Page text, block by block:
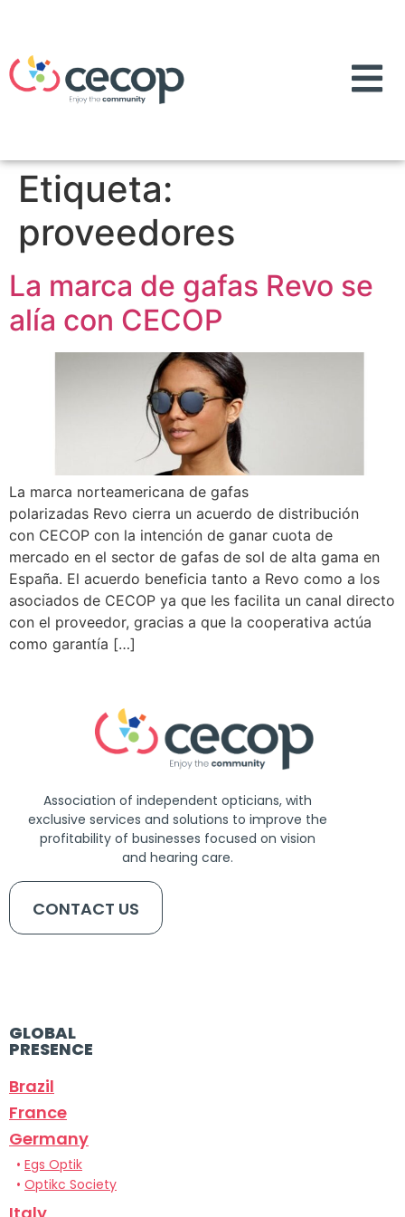
Etiqueta:
proveedores
La marca de gafas Revo se
alía con CECOP
La marca norteamericana de gafas
polarizadas Revo cierra un acuerdo de distribución
con CECOP con la intención de ganar cuota de
mercado en el sector de gafas de sol de alta gama en
España. El acuerdo beneficia tanto a Revo como a los
asociados de CECOP ya que les facilita un canal directo
con el proveedor, gracias a que la cooperativa actúa
como garantía […]
Association of independent opticians, with
exclusive services and solutions to improve the
profitability of businesses focused on vision
and hearing care.
CONTACT US
GLOBAL
PRESENCE
Brazil
France
Germany
• Egs Optik
• Optikc Society